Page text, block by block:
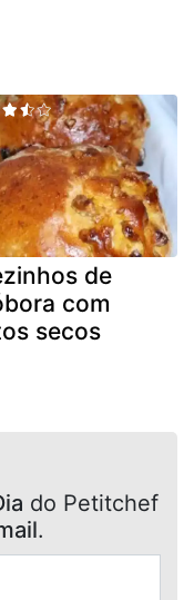
de
com
secos
do Petitchef
.